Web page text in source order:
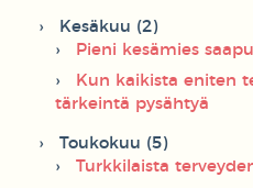
Kesäkuu (2)
Pieni kesämies
Kun kaikista eniten
tärkeintä pysähtyä
Toukokuu (5)
Turkkilaista